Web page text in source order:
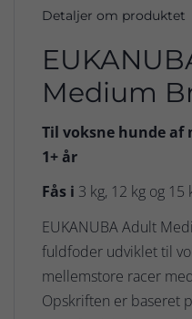
Detaljer om produktet
Medium
Til voksne hunde af
1+ år
Fås i 3 kg, 12 kg og 15
EUKANUBA Adult
fuldfoder udviklet til
mellemstore racer
Opskriften er baseret